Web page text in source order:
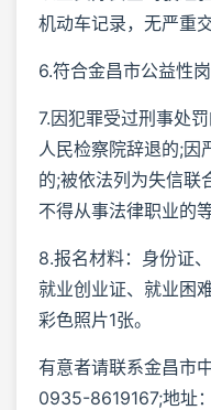
机动车记录，无严重
6.符合金昌市公益性
7.因犯罪受过刑事处
人民检察院辞退的;因
的;被依法列为失信联
不得从事法律职业的
8.报名材料：身份证
就业创业证、就业困
彩色照片1张。
有意者请联系金昌市
0935-8619167;地址